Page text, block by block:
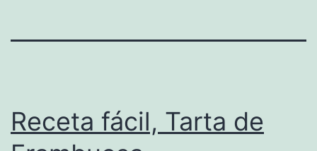
Receta fácil, Tarta de